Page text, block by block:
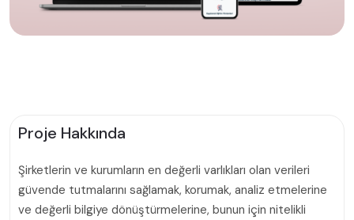
Proje Hakkında
Şirketlerin ve kurumların en değerli varlıkları olan verileri
güvende tutmalarını sağlamak, korumak, analiz etmelerine
ve değerli bilgiye dönüştürmelerine, bunun için nitelikli